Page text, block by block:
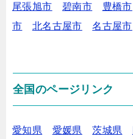
尾張旭市
碧南市 豊橋市
市
北名古屋市 名古屋市
全国のページリンク
愛知県 愛媛県 茨城県